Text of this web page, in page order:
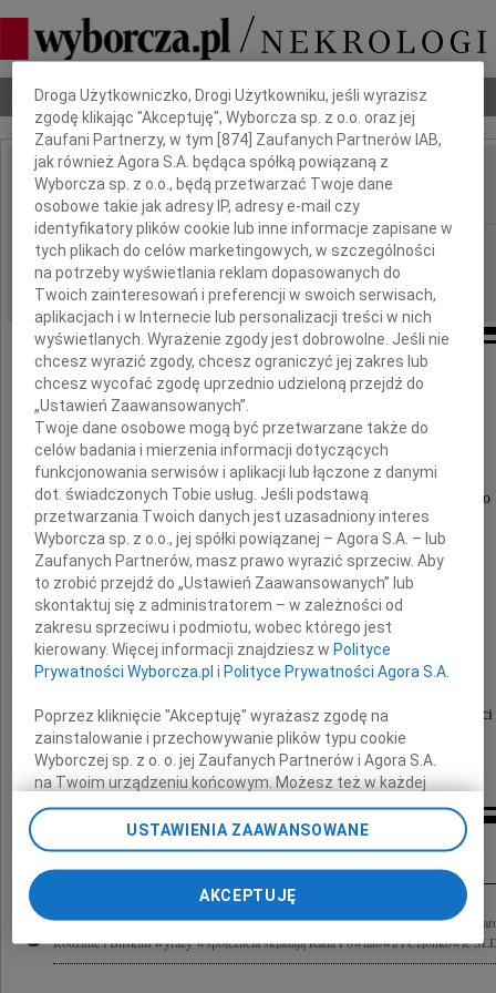
Nekrologi Odeszli Poradnik pogrzebowy
IMIĘ I NAZWISKO: Wiesław Bąk
REGION: Częstochowa
DATA EMISJI: 24.04.2014
Poruszeni nieoczekiwaną śmiercią
Wiesława Bąka
składamy wyrazy głębokiego współczucia Jego
Żonie Barbarze, Dzieciom
oraz
Rodzinie
Wiesław pozostanie na zawsze w naszej pamięci
przyjaciele z Powiatu Bodeńskiego
Inne kondolencje
Z głębokim smutkiem przyjęliśmy wiadomość o śmierci Wiesława Bąka byłego
Rodzinie i Bliskim wyrazy współczucia składają Rada Powiatowa i Członkowie
Dbamy o Twoją prywatność
Droga Użytkowniczko, Drogi Użytkowniku, jeśli wyrazisz
zgodę klikając "Akceptuję", Wyborcza sp. z o.o. oraz jej
Zaufani Partnerzy, w tym [874 ] Zaufanych Partnerów IAB,
jak również Agora S.A. będąca spółką powiązaną z
Wyborcza sp. z o.o., będą przetwarzać Twoje dane
osobowe takie jak adresy IP, adresy e-mail czy
identyfikatory plików cookie lub inne informacje zapisane w
tych plikach do celów marketingowych, w szczególności
na potrzeby wyświetlania reklam dopasowanych do
Twoich zainteresowań i preferencji w swoich serwisach,
aplikacjach i w Internecie lub personalizacji treści w nich
wyświetlanych. Wyrażenie zgody jest dobrowolne. Jeśli nie
chcesz wyrazić zgody, chcesz ograniczyć jej zakres lub
chcesz wycofać zgodę uprzednio udzieloną przejdź do
„Ustawień Zaawansowanych”.
Twoje dane osobowe mogą być przetwarzane także do
celów badania i mierzenia informacji dotyczących
funkcjonowania serwisów i aplikacji lub łączone z danymi
dot. świadczonych Tobie usług. Jeśli podstawą
przetwarzania Twoich danych jest uzasadniony interes
Wyborcza sp. z o.o., jej spółki powiązanej – Agora S.A. – lub
Zaufanych Partnerów, masz prawo wyrazić sprzeciw. Aby
to zrobić przejdź do „Ustawień Zaawansowanych” lub
skontaktuj się z administratorem – w zależności od
zakresu sprzeciwu i podmiotu, wobec którego jest
kierowany. Więcej informacji znajdziesz w Polityce
Prywatności Wyborcza.pl i Polityce Prywatności Agora S.A.
Poprzez kliknięcie "Akceptuję" wyrażasz zgodę na
zainstalowanie i przechowywanie plików typu cookie
Wyborczej sp. z o. o. jej Zaufanych Partnerów i Agora S.A.
na Twoim urządzeniu końcowym. Możesz też w każdej
chwili zmienić swoje preferencje dot. plików cookie,
ponownie wywołując narzędzie do zarządzania Twoimi
preferencjami dot. przetwarzania danych poprzez
odnośnik „Ustawienia prywatności” w stopce serwisu i
przechodząc do sekcji „Ustawienia zaawansowane”.
Zmiana ustawień plików cookie możliwa jest także za
USTAWIENIA ZAAWANSOWANE
AKCEPTUJĘ